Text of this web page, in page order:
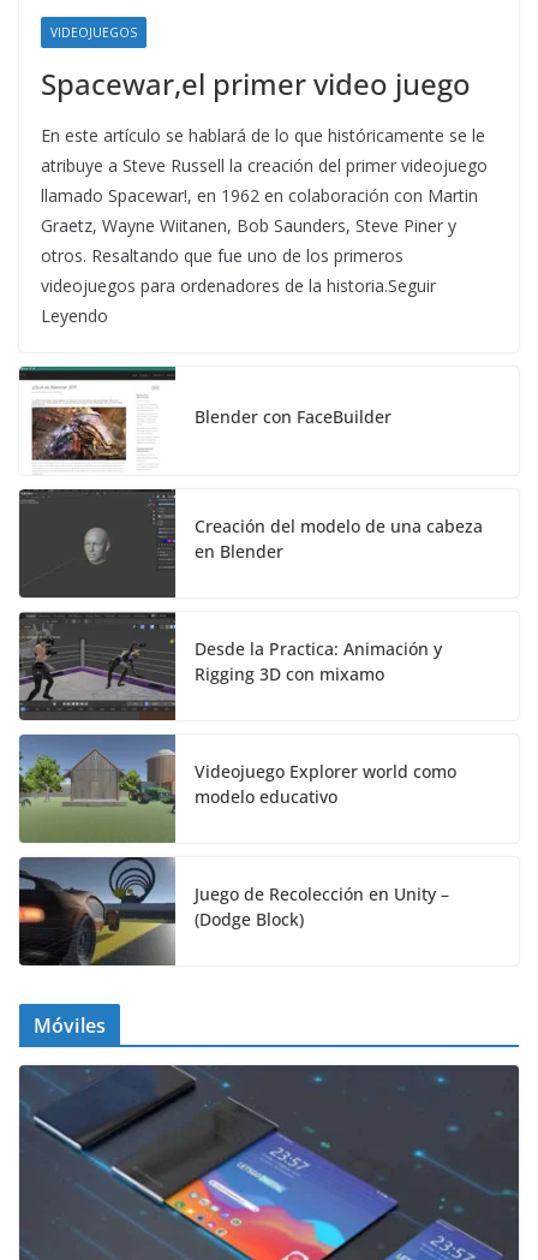
VIDEOJUEGOS
Spacewar,el primer video juego
En este artículo se hablará de lo que históricamente se le
atribuye a Steve Russell la creación del primer videojuego
llamado Spacewar!, en 1962 en colaboración con Martin
Graetz, Wayne Wiitanen, Bob Saunders, Steve Piner y
otros. Resaltando que fue uno de los primeros
videojuegos para ordenadores de la historia.Seguir
Leyendo
Blender con FaceBuilder
Creación del modelo de una cabeza
en Blender
Desde la Practica: Animación y
Rigging 3D con mixamo
Videojuego Explorer world como
modelo educativo
Juego de Recolección en Unity –
(Dodge Block)
Móviles